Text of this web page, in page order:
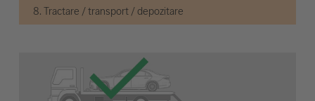
8. Tractare / transport / depozitare